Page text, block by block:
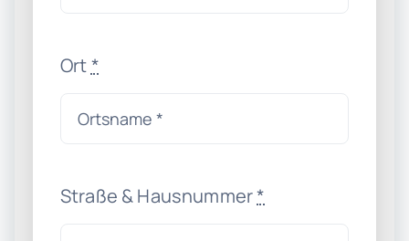
Ort*
Straße & Hausnummer*